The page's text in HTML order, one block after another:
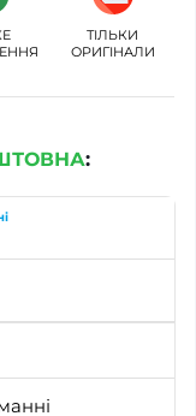
ТІЛЬКИ
ОРИГІНАЛИ
: